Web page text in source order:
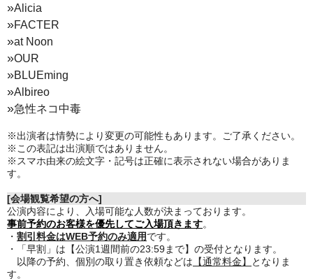
»Alicia
»FACTER
»at Noon
»OUR
»BLUEming
»Albireo
»急性ネコ中毒
※出演者は情勢により変更の可能性もあります。ご了承ください。
※この表記は出演順ではありません。
※スマホ由来の絵文字・記号は正確に表示されない場合がありま
す。
[会場観覧希望の方へ]
公演内容により、入場可能な人数が決まっております。
事前予約のお客様を優先してご入場頂きます。
・ 割引料金はWEB予約のみ適用です。
・「早割」は【公演1週間前の23:59まで】の受付となります。
以降の予約、個別の取り置き依頼などは 【通常料金】
となりま
す。